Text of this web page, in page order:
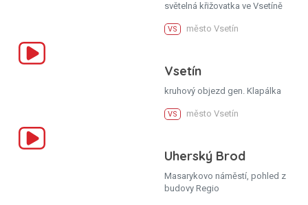
světelná křižovatka ve Vsetíně
VS město Vsetín
Vsetín
kruhový objezd gen. Klapálka
VS město Vsetín
Uherský Brod
Masarykovo náměstí, pohled z
budovy Regio